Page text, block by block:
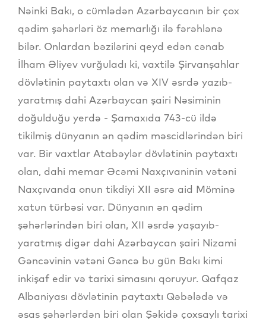
Nəinki Bakı, o cümlədən Azərbaycanın bir çox
qədim şəhərləri öz memarlığı ilə fərəhlənə
bilər. Onlardan bəzilərini qeyd edən cənab
İlham Əliyev vurğuladı ki, vaxtilə Şirvanşahlar
dövlətinin paytaxtı olan və XIV əsrdə yazıb-
yaratmış dahi Azərbaycan şairi Nəsiminin
doğulduğu yerdə - Şamaxıda 743-cü ildə
tikilmiş dünyanın ən qədim məscidlərindən biri
var. Bir vaxtlar Atabəylər dövlətinin paytaxtı
olan, dahi memar Əcəmi Naxçıvaninin vətəni
Naxçıvanda onun tikdiyi XII əsrə aid Möminə
xatun türbəsi var. Dünyanın ən qədim
şəhərlərindən biri olan, XII əsrdə yaşayıb-
yaratmış digər dahi Azərbaycan şairi Nizami
Gəncəvinin vətəni Gəncə bu gün Bakı kimi
inkişaf edir və tarixi simasını qoruyur. Qafqaz
Albaniyası dövlətinin paytaxtı Qəbələdə və
əsas şəhərlərdən biri olan Şəkidə çoxsaylı tarixi